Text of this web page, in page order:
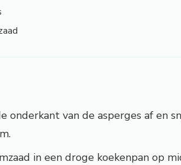
onderkant van de asperges af en
in een droge koekenpan op